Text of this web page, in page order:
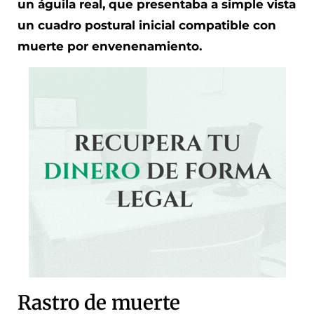
un águila real, que presentaba a simple vista
un cuadro postural inicial compatible con
muerte por envenenamiento.
Rastro de muerte